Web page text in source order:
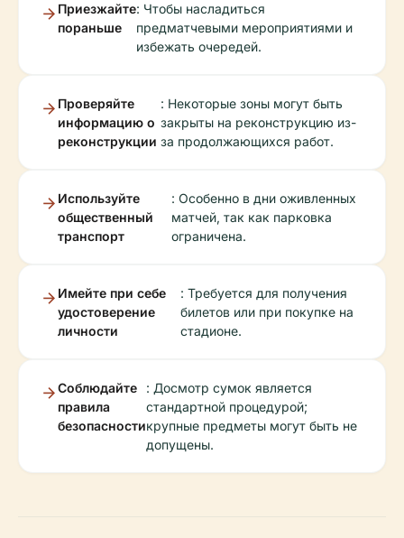
Приезжайте
пораньше
: Чтобы насладиться
предматчевыми мероприятиями и
избежать очередей.
Проверяйте
информацию о
реконструкции
: Некоторые зоны могут быть
закрыты на реконструкцию из-
за продолжающихся работ.
Используйте
общественный
транспорт
: Особенно в дни оживленных
матчей, так как парковка
ограничена.
Имейте при себе
удостоверение
личности
: Требуется для получения
билетов или при покупке на
стадионе.
Соблюдайте
правила
безопасности
: Досмотр сумок является
стандартной процедурой;
крупные предметы могут быть не
допущены.